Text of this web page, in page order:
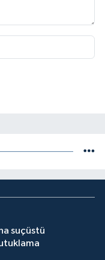
suçüstü